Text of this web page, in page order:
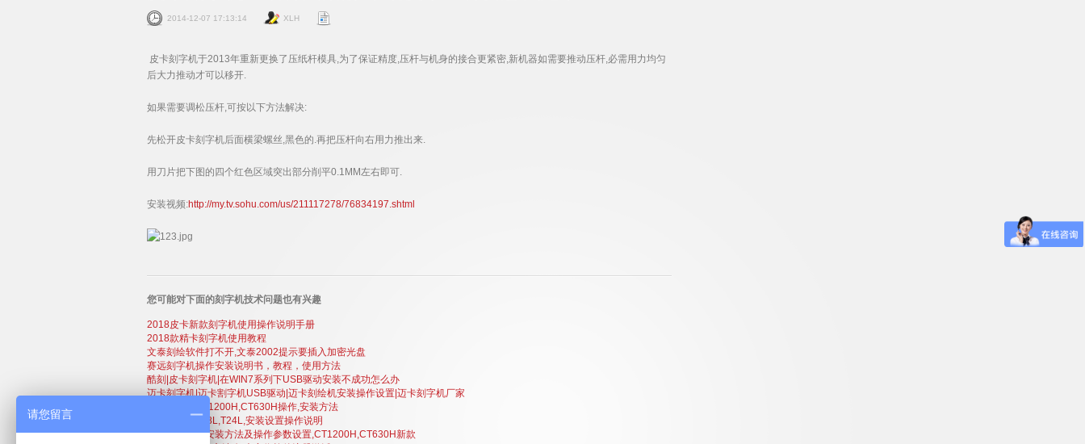
2014-12-07 17:13:14 XLH
皮卡刻字机于2013年重新更换了压纸杆模具,为了保证精度,压杆与机身的接合更紧密,新机器如需要推动压杆,必需用力均匀
后大力推动才可以移开.
如果需要调松压杆,可按以下方法解决:
先松开皮卡刻字机后面横梁螺丝,黑色的.再把压杆向右用力推出来.
用刀片把下图的四个红色区域突出部分削平0.1MM左右即可.
安装视频:http://my.tv.sohu.com/us/211117278/76834197.shtml
您可能对下面的刻字机技术问题也有兴趣
2018皮卡新款刻字机使用操作说明手册
2018款精卡刻字机使用教程
文泰刻绘软件打不开,文泰2002提示要插入加密光盘
赛远刻字机操作安装说明书，教程，使用方法
酷刻|皮卡刻字机|在WIN7系列下USB驱动安装不成功怎么办
迈卡刻字机|迈卡割字机USB驱动|迈卡刻绘机安装操作设置|迈卡刻字机厂家
皮卡刻字机CT1200H,CT630H操作,安装方法
酷刻刻字机T48L,T24L,安装设置操作说明
精卡刻字机的安装方法及操作参数设置,CT1200H,CT630H新款
请您留言